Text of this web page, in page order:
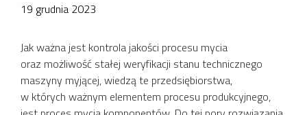
19 grudnia 2023
Jak ważna jest kontrola jakości procesu mycia
oraz możliwość stałej weryfikacji stanu technicznego
maszyny myjącej, wiedzą te przedsiębiorstwa,
w których ważnym elementem procesu produkcyjnego,